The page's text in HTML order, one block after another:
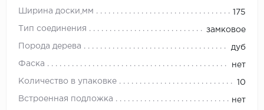
Quality Flooring
Smartprofile
Ширина доски,мм 175
Тип соединения замковое
Порода дерева дуб
Фаска нет
Количество в упаковке 10
Встроенная подложка нет